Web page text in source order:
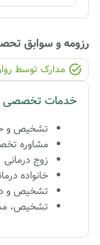
رزومه و سوابق
مدارک توسط
خدمات تخصصی
تشخیص و
مشاوره
زوج درمانی
خانواده
تشخیص و
تشخیص،